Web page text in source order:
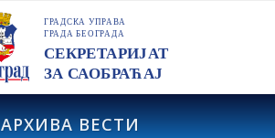
АРХИВА ВЕСТИ